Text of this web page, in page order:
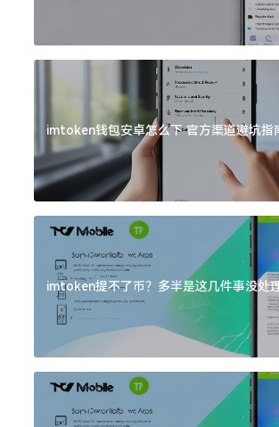
imtoken钱包安卓怎么下 官方渠道避坑指
imtoken提不了币？多半是这几件事没处